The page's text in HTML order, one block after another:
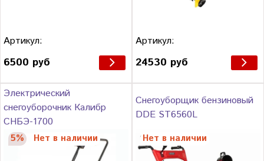
Артикул:
6500 руб
Артикул:
24530 руб
Электрический
снегоуборочник Калибр
СНБЭ-1700
5% Нет в наличии
Снегоуборщик бензиновый
DDE ST6560L
Нет в наличии